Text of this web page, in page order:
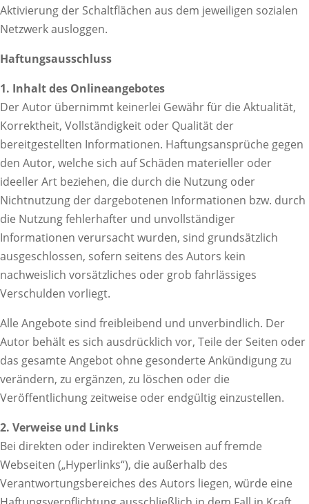
Aktivierung der Schaltflächen aus dem jeweiligen sozialen
Netzwerk ausloggen.
Haftungsausschluss
1. Inhalt des Onlineangebotes
Der Autor übernimmt keinerlei Gewähr für die Aktualität,
Korrektheit, Vollständigkeit oder Qualität der
bereitgestellten Informationen. Haftungsansprüche gegen
den Autor, welche sich auf Schäden materieller oder
ideeller Art beziehen, die durch die Nutzung oder
Nichtnutzung der dargebotenen Informationen bzw. durch
die Nutzung fehlerhafter und unvollständiger
Informationen verursacht wurden, sind grundsätzlich
ausgeschlossen, sofern seitens des Autors kein
nachweislich vorsätzliches oder grob fahrlässiges
Verschulden vorliegt.
Alle Angebote sind freibleibend und unverbindlich. Der
Autor behält es sich ausdrücklich vor, Teile der Seiten oder
das gesamte Angebot ohne gesonderte Ankündigung zu
verändern, zu ergänzen, zu löschen oder die
Veröffentlichung zeitweise oder endgültig einzustellen.
2. Verweise und Links
Bei direkten oder indirekten Verweisen auf fremde
Webseiten („Hyperlinks“), die außerhalb des
Verantwortungsbereiches des Autors liegen, würde eine